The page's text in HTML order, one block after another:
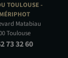
TOULOUSE -
Matabiau
Toulouse
73 32 60